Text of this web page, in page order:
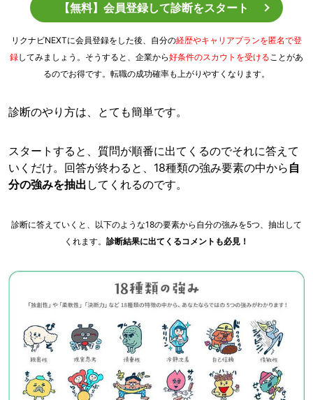
【無料】会員登録して診断をスタート
リクナビNEXTに会員登録をした後、自分の経歴やキャリアプランを匿名で登
録してみましょう。そうすると、企業から好条件のスカウトを受けることがあ
るのでお得です。転職の成功確率も上がりやすくなります。
診断のやり方は、とても簡単です。
スタートすると、質問が順番に出てくるのでそれに答えて
いくだけ。回答が終わると、18種類の強み要素の中から 自
分の強みを抽出 してくれるのです。
診断に答えていくと、以下のような18の要素から自分の強みを5つ、抽出して
くれます。 診断結果に出てくるコメントも必見！